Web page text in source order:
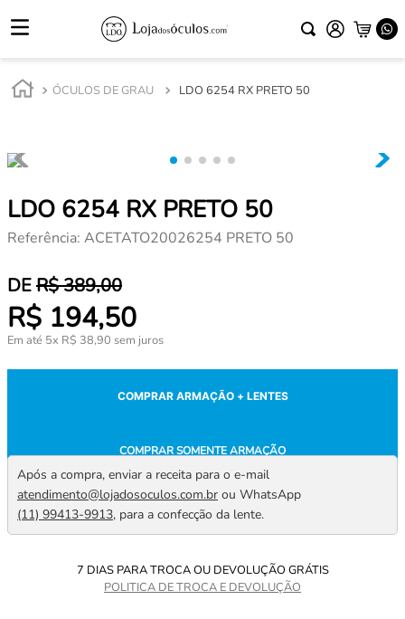
ÓCULOS DE GRAU LDO 6254 RX PRETO 50
LDO 6254 RX PRETO 50
Referência: ACETATO20026254 PRETO 50
R$389,00
R$ 194,50
Em até 5x R$ 38,90 sem juros
COMPRAR ARMAÇÃO + LENTES
COMPRAR SOMENTE ARMAÇÃO
Após a compra, enviar a receita para o e-mail
atendimento@lojadosoculos.com.br ou WhatsApp
(11) 99413-9913, para a confecção da lente.
7 DIAS PARA TROCA OU DEVOLUÇÃO GRÁTIS
POLITICA DE TROCA E DEVOLUÇÃO